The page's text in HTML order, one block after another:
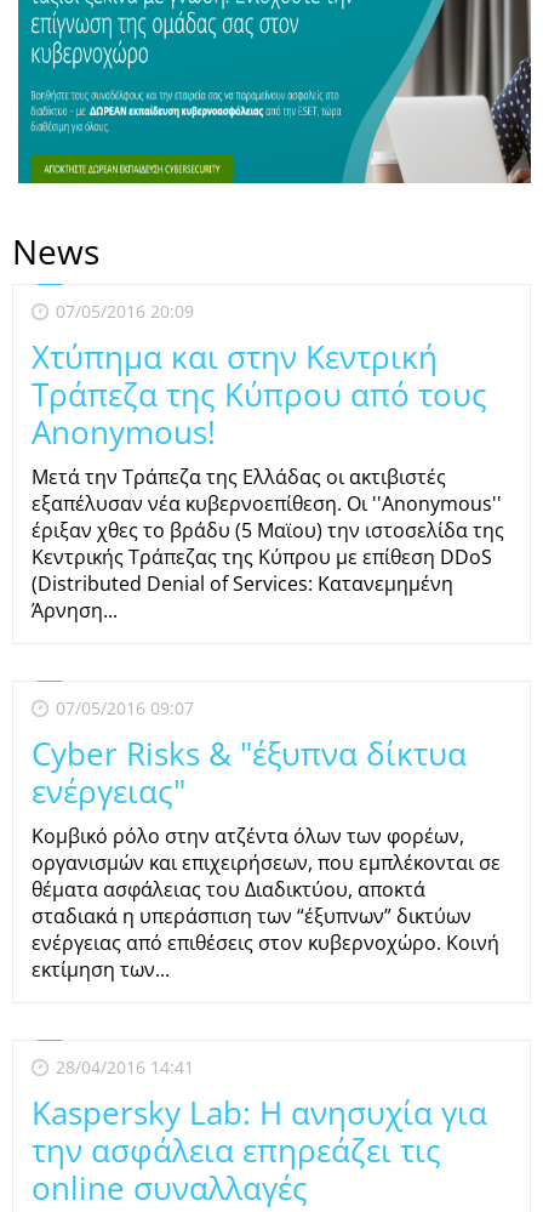
News
07/05/2016 20:09
Χτύπημα και στην Κεντρική
Τράπεζα της Κύπρου από τους
Anonymous!
Μετά την Τράπεζα της Ελλάδας οι ακτιβιστές
εξαπέλυσαν νέα κυβερνοεπίθεση. Οι ''Anonymous''
έριξαν χθες το βράδυ (5 Μαϊου) την ιστοσελίδα της
Κεντρικής Τράπεζας της Κύπρου με επίθεση DDoS
(Distributed Denial of Services: Κατανεμημένη
Άρνηση...
07/05/2016 09:07
Cyber Risks & "έξυπνα δίκτυα
ενέργειας"
Κομβικό ρόλο στην ατζέντα όλων των φορέων,
οργανισμών και επιχειρήσεων, που εμπλέκονται σε
θέματα ασφάλειας του Διαδικτύου, αποκτά
σταδιακά η υπεράσπιση των “έξυπνων” δικτύων
ενέργειας από επιθέσεις στον κυβερνοχώρο. Κοινή
εκτίμηση των...
28/04/2016 14:41
Kaspersky Lab: Η ανησυχία για
την ασφάλεια επηρεάζει τις
online συναλλαγές